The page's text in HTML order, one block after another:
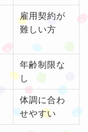
雇用契約が
難しい方
年齢制限な
し
体調に合わ
せやすい